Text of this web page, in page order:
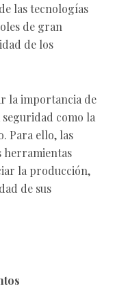
las tecnologías
de gran
de los
la importancia de
como la
Para ello, las
herramientas
la producción,
de sus